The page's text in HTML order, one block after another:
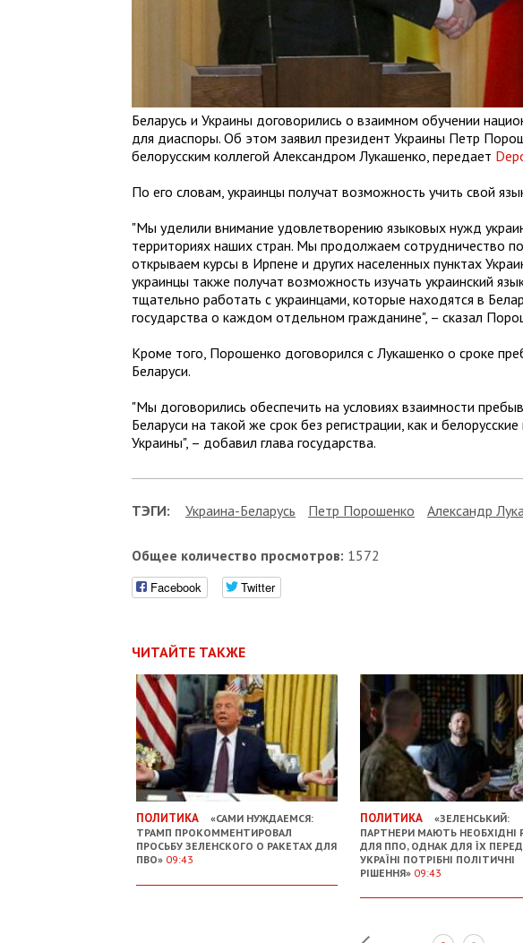
Беларусь и Украины договорились о взаимном обучении
для диаспоры. Об этом заявил президент Украины Петр
белорусским коллегой Александром Лукашенко, передает
По его словам, украинцы получат возможность учить свой
"Мы уделили внимание удовлетворению языковых нужд
территориях наших стран. Мы продолжаем сотрудничество
открываем курсы в Ирпене и других населенных пунктах
украинцы также получат возможность изучать украинский
тщательно работать с украинцами, которые находятся в
государства о каждом отдельном гражданине", – сказал
Кроме того, Порошенко договорился с Лукашенко о сроке
Беларуси.
"Мы договорились обеспечить на условиях взаимности
Беларуси на такой же срок без регистрации, как и
Украины", – добавил глава государства.
ТЭГИ: Украина-Беларусь Петр Порошенко Александр
Общее количество просмотров: 1572
Facebook Twitter
ЧИТАЙТЕ ТАКЖЕ
ПОЛИТИКА
«САМИ НУЖДАЕМСЯ:
ТРАМП ПРОКОММЕНТИРОВАЛ
ПРОСЬБУ ЗЕЛЕНСКОГО О РАКЕТАХ ДЛЯ
ПВО» 09:43
ПОЛИТИКА
«ЗЕЛЕНСЬКИЙ:
ПАРТНЕРИ МАЮТЬ НЕОБХІДНІ
ДЛЯ ППО, ОДНАК ДЛЯ ЇХ
УКРАЇНІ ПОТРІБНІ ПОЛІТИЧНІ
РІШЕННЯ» 09:43